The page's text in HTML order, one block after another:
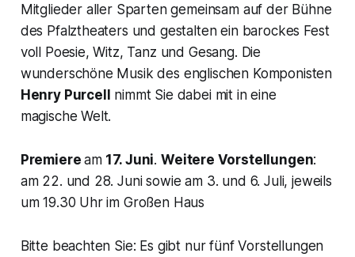
Mitglieder aller Sparten gemeinsam auf der Bühne
des Pfalztheaters und gestalten ein barockes Fest
voll Poesie, Witz, Tanz und Gesang. Die
wunderschöne Musik des englischen Komponisten
Henry Purcell nimmt Sie dabei mit in eine
magische Welt.
Premieream17. Juni.Weitere Vorstellungen:
am 22. und 28. Juni sowie am 3. und 6. Juli, jeweils
um 19.30 Uhr im Großen Haus
Bitte beachten Sie: Es gibt nur fünf Vorstellungen